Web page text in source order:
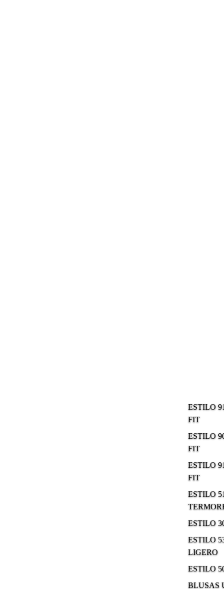
ESTILO
FIT
ESTILO
FIT
ESTILO
FIT
ESTILO
ESTILO
ESTILO
LIGERO
ESTILO
BLUSAS